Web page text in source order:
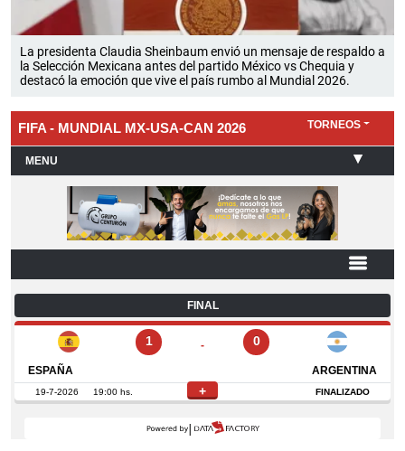
La presidenta Claudia Sheinbaum envió un mensaje de respaldo a
la Selección Mexicana antes del partido México vs Chequia y
destacó la emoción que vive el país rumbo al Mundial 2026.